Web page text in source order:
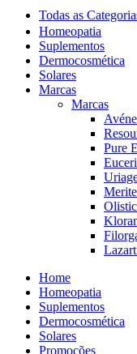
Todas as
Homeopatia
Suplementos
Dermocosmética
Solares
Marcas
Marcas
Avéne
Pure
Olistic
Home
Homeopatia
Suplementos
Dermocosmética
Solares
Promoções